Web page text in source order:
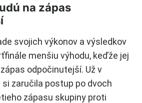
na zápas
svojich výkonov a výsledkov
menšiu výhodu, keďže jej
odpočinutejší. Už v
zaručila postup po dvoch
zápasu skupiny proti